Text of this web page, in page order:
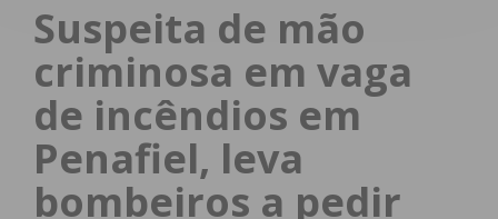
Suspeita de mão
criminosa em vaga
de incêndios em
Penafiel, leva
bombeiros a pedir